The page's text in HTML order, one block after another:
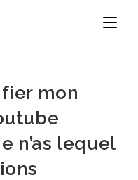
mon
n’as lequel